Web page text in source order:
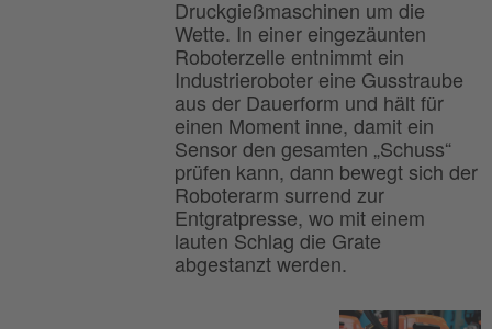
Druckgießmaschinen um die
Wette. In einer eingezäunten
Roboterzelle entnimmt ein
Industrieroboter eine Gusstraube
aus der Dauerform und hält für
einen Moment inne, damit ein
Sensor den gesamten „Schuss“
prüfen kann, dann bewegt sich der
Roboterarm surrend zur
Entgratpresse, wo mit einem
lauten Schlag die Grate
abgestanzt werden.